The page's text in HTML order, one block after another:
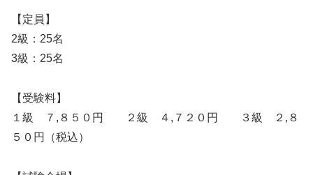
【定員】
2級：25名
3級：25名
【受験料】
１級 ７,８５０円 ２級 ４,７２０円 ３級 ２,８
５０円（税込）